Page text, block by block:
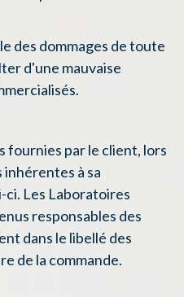
des dommages de toute
d'une mauvaise
fournies par le client, lors
inhérentes à sa
ci. Les Laboratoires
responsables des
dans le libellé des
de la commande.